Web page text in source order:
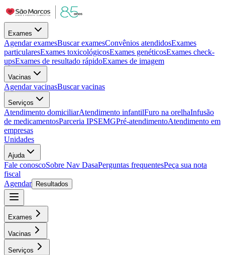
Exames
Agendar examesBuscar examesConvênios atendidosExames
particularesExames toxicológicosExames genéticosExames check-
upsExames de resultado rápidoExames de imagem
Vacinas
Agendar vacinasBuscar vacinas
Serviços
Atendimento domiciliarAtendimento infantilFuro na orelhaInfusão
de medicamentosParceria IPSEMGPré-atendimentoAtendimento em
empresas
Unidades
Ajuda
Fale conoscoSobre Nav DasaPerguntas frequentesPeça sua nota
fiscal
Agendar
Resultados
Exames
Vacinas
Serviços